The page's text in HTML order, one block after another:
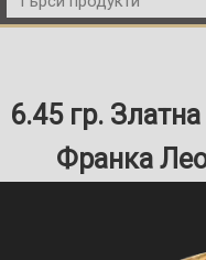
6.45 гр.
Франка